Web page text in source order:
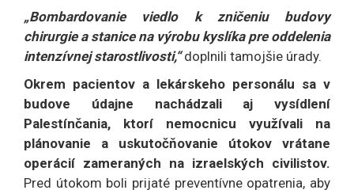
„Bombardovanie viedlo k zničeniu budovy
chirurgie a stanice na výrobu kyslíka pre oddelenia
intenzívnej starostlivosti,“doplnili tamojšie úrady.
Okrem pacientov a lekárskeho personálu sa v
budove údajne nachádzali aj vysídlení
Palestínčania, ktorí nemocnicu využívali na
plánovanie a uskutočňovanie útokov vrátane
operácií zameraných na izraelských civilistov.
Pred útokom boli prijaté preventívne opatrenia, aby